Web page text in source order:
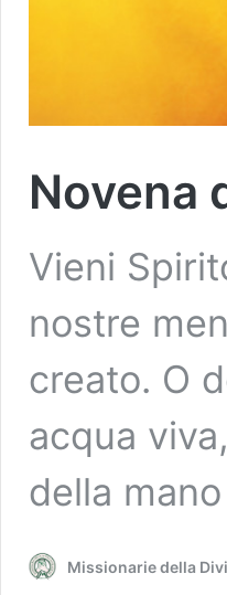
Novena
Vieni
nostre
creato. O
acqua
della
Missionarie della